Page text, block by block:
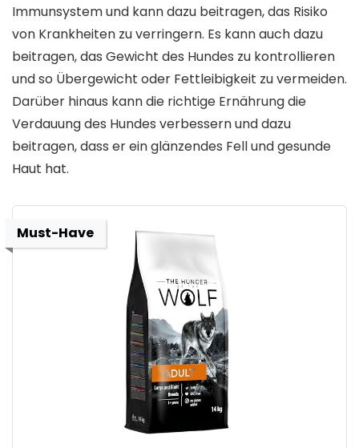
Immunsystem und kann dazu beitragen, das Risiko
von Krankheiten zu verringern. Es kann auch dazu
beitragen, das Gewicht des Hundes zu kontrollieren
und so Übergewicht oder Fettleibigkeit zu vermeiden.
Darüber hinaus kann die richtige Ernährung die
Verdauung des Hundes verbessern und dazu
beitragen, dass er ein glänzendes Fell und gesunde
Haut hat.
Must-Have